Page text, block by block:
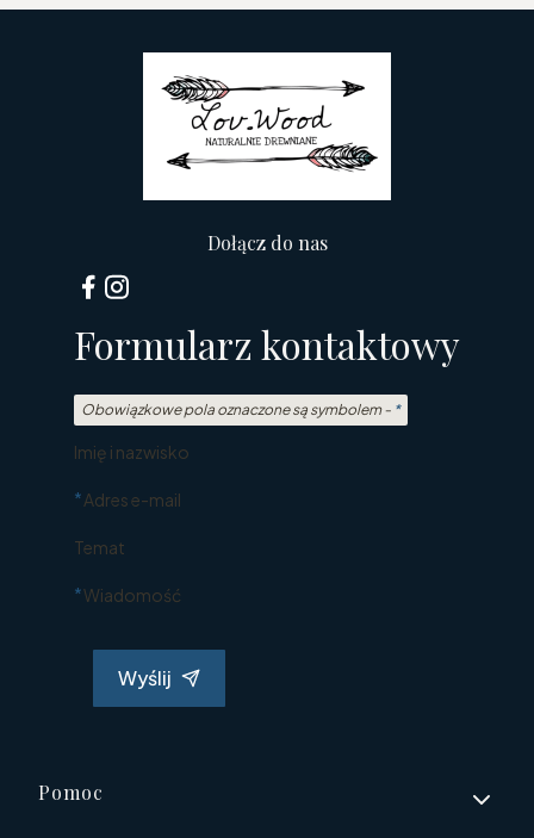
Dołącz do nas
Formularz kontaktowy
Obowiązkowe pola oznaczone są symbolem - *
Imię i nazwisko
*Adres e-mail
Temat
*Wiadomość
Wyślij
Linki w stopce
Pomoc